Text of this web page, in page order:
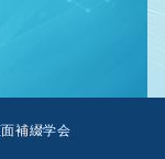
補綴学会